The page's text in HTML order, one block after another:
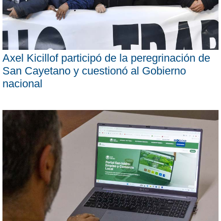
Axel Kicillof participó de la peregrinación de
San Cayetano y cuestionó al Gobierno
nacional